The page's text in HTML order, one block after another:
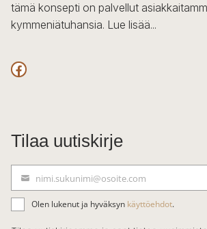
tämä konsepti on palvellut
kymmeniätuhansia. Lue lisää...
Facebook
Tilaa uutiskirje
ä
h
nimi.sukunimi@osoite.com
Olen lukenut ja hyväksyn käyttöehdot.